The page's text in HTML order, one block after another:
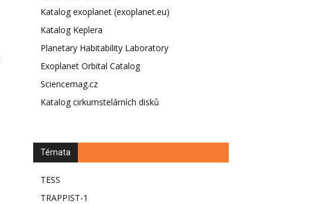
Katalog exoplanet (exoplanet.eu)
Katalog Keplera
Planetary Habitability Laboratory
Exoplanet Orbital Catalog
Sciencemag.cz
Katalog cirkumstelárních disků
Témata
TESS
TRAPPIST-1